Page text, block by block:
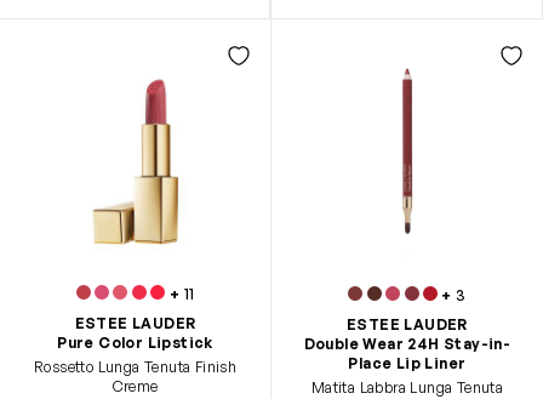
+ 11
ESTEE LAUDER
Pure Color Lipstick
Rossetto Lunga Tenuta Finish
Creme
+ 3
ESTEE LAUDER
Double Wear 24H Stay-in-
Place Lip Liner
Matita Labbra Lunga Tenuta